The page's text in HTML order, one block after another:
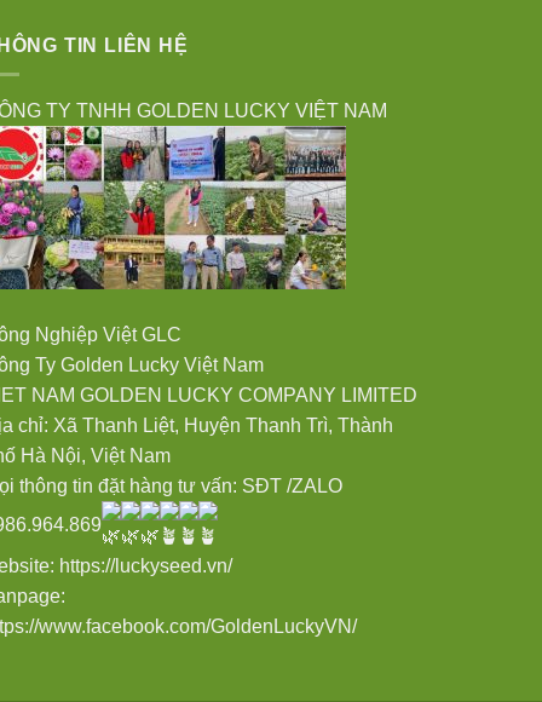
TIN LIÊN HỆ
TY TNHH GOLDEN LUCKY VIỆT NAM
Nghiệp Việt GLC
Ty Golden Lucky Việt Nam
NAM GOLDEN LUCKY COMPANY LIMITED
chỉ: Xã Thanh Liệt, Huyện Thanh Trì, Thành
Hà Nội, Việt Nam
thông tin đặt hàng tư vấn: SĐT /ZALO
https://luckyseed.vn/
www.facebook.com/GoldenLuckyVN/